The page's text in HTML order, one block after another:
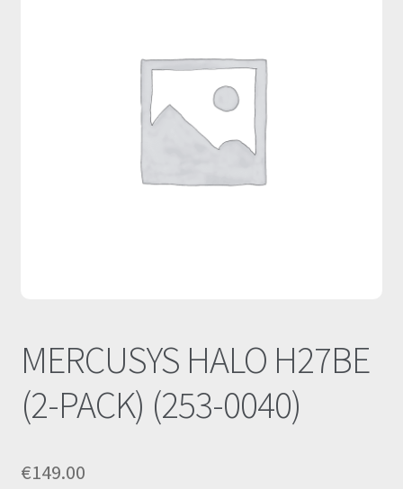
Πολιτική επιστροφών
MERCUSYS HALO H27BE
(2-PACK) (253-0040)
€149.00